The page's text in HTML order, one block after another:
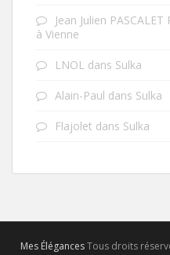
Jean Julien PASCALET
à Vienne
LNOL dans Sulka
Alain-Paul dans Sulka
Flajolet dans Sulka
Mes ÉlégancesTous droits